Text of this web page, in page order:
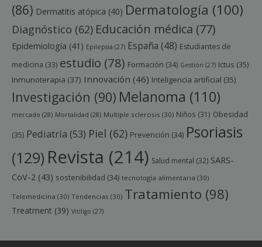
(86) Dermatitis atópica (40) Dermatología (100)
Diagnóstico (62) Educación médica (77)
Epidemiología (41) Epilepsia (27) España (48) Estudiantes de
medicina (33) estudio (78) Formación (34) Gestión (27) Ictus (35)
Inmunoterapia (37) Innovación (46) Inteligencia artificial (35)
Investigación (90) Melanoma (110)
mercado (28) Mortalidad (28) Multiple sclerosis (30) Niños (31) Obesidad
(35) Pediatría (53) Piel (62) Prevención (34) Psoriasis
(129) Revista (214) Salud mental (32) SARS-
CoV-2 (43) sostenibilidad (34) tecnología alimentaria (30)
Telemedicina (30) Tendencias (30) Tratamiento (98)
Treatment (39) Vitíligo (27)